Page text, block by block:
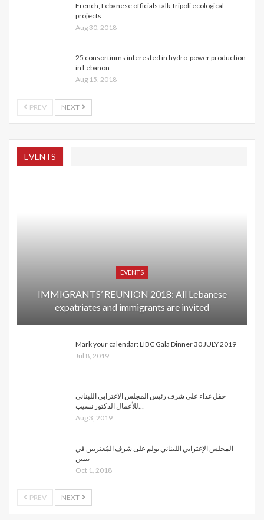
French, Lebanese officials talk Tripoli ecological
projects
Aug 30, 2018
25 consortiums interested in hydro-power production
in Lebanon
Aug 15, 2018
PREV NEXT
EVENTS
EVENTS
IMMIGRANTS’ REUNION 2018: All Lebanese
expatriates and immigrants are invited
Mark your calendar: LIBC Gala Dinner 30 JULY 2019
Jul 8, 2019
حفل غذاء على شرف رئيس المجلس الاغترابي اللبناني
للأعمال الدكتور نسيب…
Aug 3, 2019
المجلس الإغترابي اللبناني يولم على شرف المُغتربين في
تبنين
Oct 1, 2018
PREV NEXT